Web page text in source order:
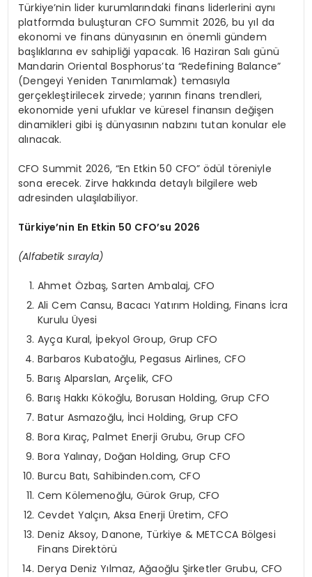
Türkiye’nin lider kurumlarındaki finans liderlerini aynı
platformda buluşturan CFO Summit 2026, bu yıl da
ekonomi ve finans dünyasının en önemli gündem
başlıklarına ev sahipliği yapacak. 16 Haziran Salı günü
Mandarin Oriental Bosphorus’ta “Redefining Balance”
(Dengeyi Yeniden Tanımlamak) temasıyla
gerçekleştirilecek zirvede; yarının finans trendleri,
ekonomide yeni ufuklar ve küresel finansın değişen
dinamikleri gibi iş dünyasının nabzını tutan konular ele
alınacak.
CFO Summit 2026, “En Etkin 50 CFO” ödül töreniyle
sona erecek. Zirve hakkında detaylı bilgilere web
adresinden ulaşılabiliyor.
Türkiye’nin En Etkin 50 CFO’su 2026
(Alfabetik sırayla)
Ahmet Özbaş, Sarten Ambalaj, CFO
Ali Cem Cansu, Bacacı Yatırım Holding, Finans İcra
Kurulu Üyesi
Ayça Kural, İpekyol Group, Grup CFO
Barbaros Kubatoğlu, Pegasus Airlines, CFO
Barış Alparslan, Arçelik, CFO
Barış Hakkı Kökoğlu, Borusan Holding, Grup CFO
Batur Asmazoğlu, İnci Holding, Grup CFO
Bora Kıraç, Palmet Enerji Grubu, Grup CFO
Bora Yalınay, Doğan Holding, Grup CFO
Burcu Batı, Sahibinden.com, CFO
Cem Kölemenoğlu, Gürok Grup, CFO
Cevdet Yalçın, Aksa Enerji Üretim, CFO
Deniz Aksoy, Danone, Türkiye & METCCA Bölgesi
Finans Direktörü
Derya Deniz Yılmaz, Ağaoğlu Şirketler Grubu, CFO